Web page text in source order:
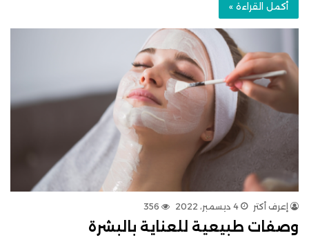
أكمل القراءة »
إعرف أكتر 4 ديسمبر، 2022 356
وصفات طبيعية للعناية بالبشرة